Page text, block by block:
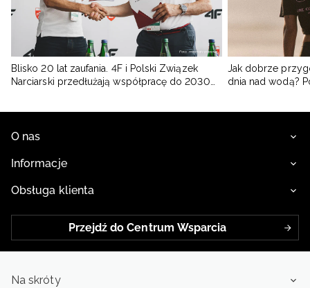
Blisko 20 lat zaufania. 4F i Polski Związek
Narciarski przedłużają współpracę do 2030
Jak dobrze
dnia nad wodą?
O nas
Informacje
Obsługa klienta
Przejdź do Centrum Wsparcia
Na skróty